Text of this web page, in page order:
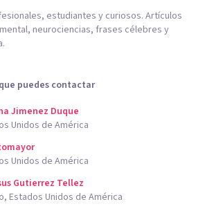
estudiantes y curiosos. Artículos
neurociencias, frases célebres y
puedes contactar
Jimenez Duque
Unidos de América
Unidos de América
Gutierrez Tellez
Estados Unidos de América